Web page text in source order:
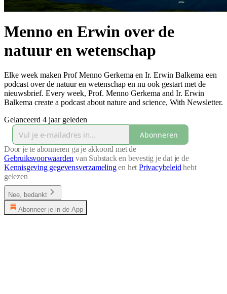
Menno en Erwin over de
natuur en wetenschap
Elke week maken Prof Menno Gerkema en Ir. Erwin Balkema een
podcast over de natuur en wetenschap en nu ook gestart met de
nieuwsbrief. Every week, Prof. Menno Gerkema and Ir. Erwin
Balkema create a podcast about nature and science, With Newsletter.
Gelanceerd 4 jaar geleden
Abonneren
Door je te abonneren ga je akkoord met de
Gebruiksvoorwaarden van Substack en bevestig je dat je de
Kennisgeving gegevensverzamelingen hetPrivacybeleidhebt
gelezen
Nee, bedankt
Abonneer je in de App